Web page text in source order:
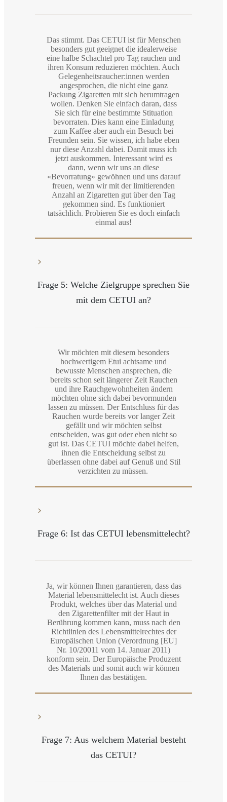
Das stimmt. Das CETUI ist für Menschen
besonders gut geeignet die idealerweise
eine halbe Schachtel pro Tag rauchen und
ihren Konsum reduzieren möchten. Auch
Gelegenheitsraucher:innen werden
angesprochen, die nicht eine ganz
Packung Zigaretten mit sich herumtragen
wollen. Denken Sie einfach daran, dass
Sie sich für eine bestimmte Stituation
bevorraten. Dies kann eine Einladung
zum Kaffee aber auch ein Besuch bei
Freunden sein. Sie wissen, ich habe eben
nur diese Anzahl dabei. Damit muss ich
jetzt auskommen. Interessant wird es
dann, wenn wir uns an diese
«Bevorratung» gewöhnen und uns darauf
freuen, wenn wir mit der limitierenden
Anzahl an Zigaretten gut über den Tag
gekommen sind. Es funktioniert
tatsächlich. Probieren Sie es doch einfach
einmal aus!
Frage 5: Welche Zielgruppe sprechen Sie
mit dem CETUI an?
Wir möchten mit diesem besonders
hochwertigem Etui achtsame und
bewusste Menschen ansprechen, die
bereits schon seit längerer Zeit Rauchen
und ihre Rauchgewohnheiten ändern
möchten ohne sich dabei bevormunden
lassen zu müssen. Der Entschluss für das
Rauchen wurde bereits vor langer Zeit
gefällt und wir möchten selbst
entscheiden, was gut oder eben nicht so
gut ist. Das CETUI möchte dabei helfen,
ihnen die Entscheidung selbst zu
überlassen ohne dabei auf Genuß und Stil
verzichten zu müssen.
Frage 6: Ist das CETUI lebensmittelecht?
Ja, wir können Ihnen garantieren, dass das
Material lebensmittelecht ist. Auch dieses
Produkt, welches über das Material und
den Zigarettenfilter mit der Haut in
Berührung kommen kann, muss nach den
Richtlinien des Lebensmittelrechtes der
Europäischen Union (Verordnung [EU]
Nr. 10/20011 vom 14. Januar 2011)
konform sein. Der Europäische Produzent
des Materials und somit auch wir können
Ihnen das bestätigen.
Frage 7: Aus welchem Material besteht
das CETUI?